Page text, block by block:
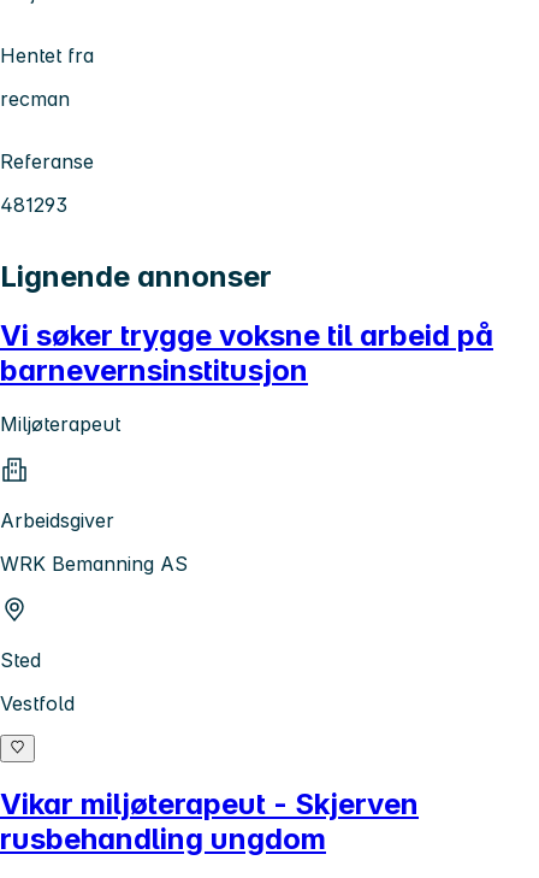
Hentet fra
recman
Referanse
481293
Lignende annonser
Vi søker trygge voksne til arbeid på
barnevernsinstitusjon
Miljøterapeut
Arbeidsgiver
WRK Bemanning AS
Sted
Vestfold
Vikar miljøterapeut - Skjerven
rusbehandling ungdom